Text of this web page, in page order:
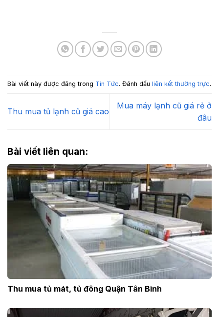
Bài viết này được đăng trong Tin Tức. Đánh dấu liên kết thường trực.
Thu mua tủ lạnh cũ giá cao
Mua máy lạnh cũ giá rẻ ở
đâu
Bài viết liên quan:
Thu mua tủ mát, tủ đông Quận Tân Bình